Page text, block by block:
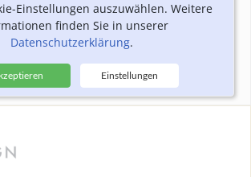
Einstellungen auszuwählen. Weitere
finden Sie in unserer
Datenschutzerklärung.
Einstellungen